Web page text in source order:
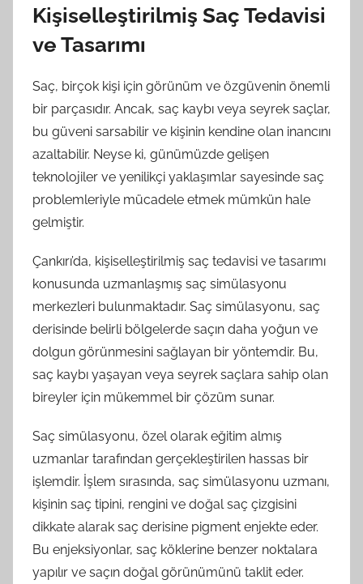
Kişiselleştirilmiş Saç Tedavisi
ve Tasarımı
Saç, birçok kişi için görünüm ve özgüvenin önemli
bir parçasıdır. Ancak, saç kaybı veya seyrek saçlar,
bu güveni sarsabilir ve kişinin kendine olan inancını
azaltabilir. Neyse ki, günümüzde gelişen
teknolojiler ve yenilikçi yaklaşımlar sayesinde saç
problemleriyle mücadele etmek mümkün hale
gelmiştir.
Çankırı’da, kişiselleştirilmiş saç tedavisi ve tasarımı
konusunda uzmanlaşmış saç simülasyonu
merkezleri bulunmaktadır. Saç simülasyonu, saç
derisinde belirli bölgelerde saçın daha yoğun ve
dolgun görünmesini sağlayan bir yöntemdir. Bu,
saç kaybı yaşayan veya seyrek saçlara sahip olan
bireyler için mükemmel bir çözüm sunar.
Saç simülasyonu, özel olarak eğitim almış
uzmanlar tarafından gerçekleştirilen hassas bir
işlemdir. İşlem sırasında, saç simülasyonu uzmanı,
kişinin saç tipini, rengini ve doğal saç çizgisini
dikkate alarak saç derisine pigment enjekte eder.
Bu enjeksiyonlar, saç köklerine benzer noktalara
yapılır ve saçın doğal görünümünü taklit eder.